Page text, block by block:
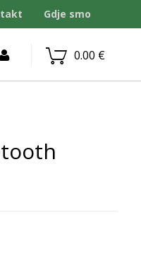
Gdje smo
0.00 €